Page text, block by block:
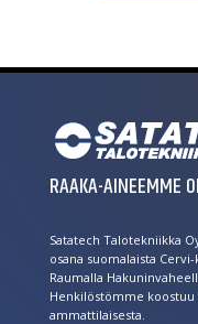
RAAKA-AINEEMME
Satatech Talotekniikka
osana suomalaista
Raumalla
Henkilöstömme koostuu
ammattilaisesta.